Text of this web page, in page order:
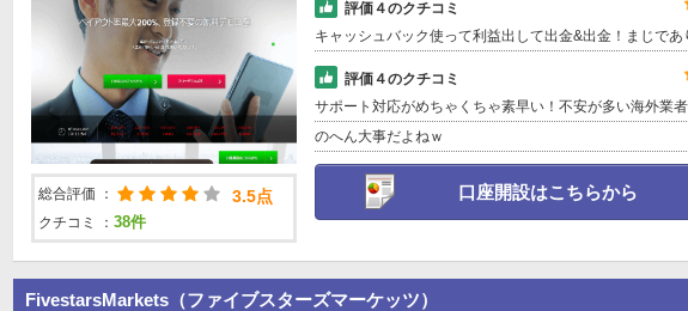
【スマートオプション】2016年2月！バレンタイン特別キャンペーン！
スマ
【スマートオプション】2016年1月！成人の日特別キャンペーン！
2015-12-9
スマ
【スマートオプション】2015年12月！クリスマス特別キャンペーン！
2015-11-20
スマ
【スマートオプション】2015年11月！勤労感謝の日100%ボーナスキャンペーン！
2015-11-5
【スマートオプション】LINEサポート開始記念！2015年11月特別キャンペーン！
2015-8-12
総合評価 ： 3.5点
クチコミ ： 38件
評価４のクチコミ
キャッシュバック使って利益出して出金&出金！まじであ
評価４のクチコミ
サポート対応がめちゃくちゃ素早い！不安が多い海外業
のへん大事だよねｗ
口座開設はこちらから
FivestarsMarkets（ファイブスターズマーケッツ）